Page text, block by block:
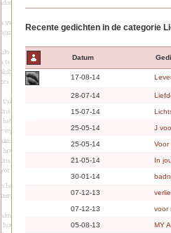
Recente gedichten in de categorie
Datum
17-08-14
28-07-14
15-07-14
25-05-14 J
25-05-14 Voor
21-05-14 In
30-01-14
07-12-13
07-12-13 voor
05-08-13 MY